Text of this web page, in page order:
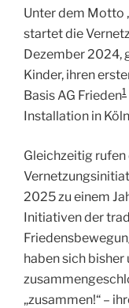
Unter dem Motto
startet die
Dezember 2024,
Kinder, ihren
Basis AG Frieden1
Installation in
Gleichzeitig rufen
2025 zu einem
Initiativen der
haben sich
„zusammen!“ –